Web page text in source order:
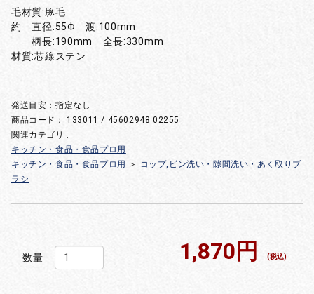
毛材質:豚毛
約 直径:55Φ 渡:100mm
柄長:190mm 全長:330mm
材質:芯線ステン
発送目安：指定なし
商品コード： 133011 / 45602948 02255
関連カテゴリ :
キッチン・食品・食品プロ用
キッチン・食品・食品プロ用
＞
コップ,ビン洗い・隙間洗い・あく取りブ
ラシ
数量 1,870円 (税込)